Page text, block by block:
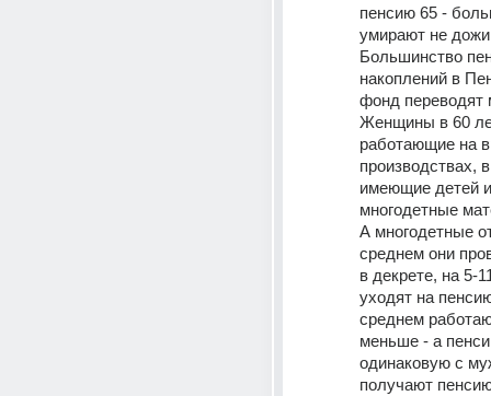
пенсию 65 -
умирают не
Большинство
накоплений в
фонд переводят
Женщины в 60
работающие на
производствах,
имеющие детей
многодетные
А многодетные
среднем они
в декрете, на 5-
уходят на
среднем
меньше - а
одинаковую с
получают